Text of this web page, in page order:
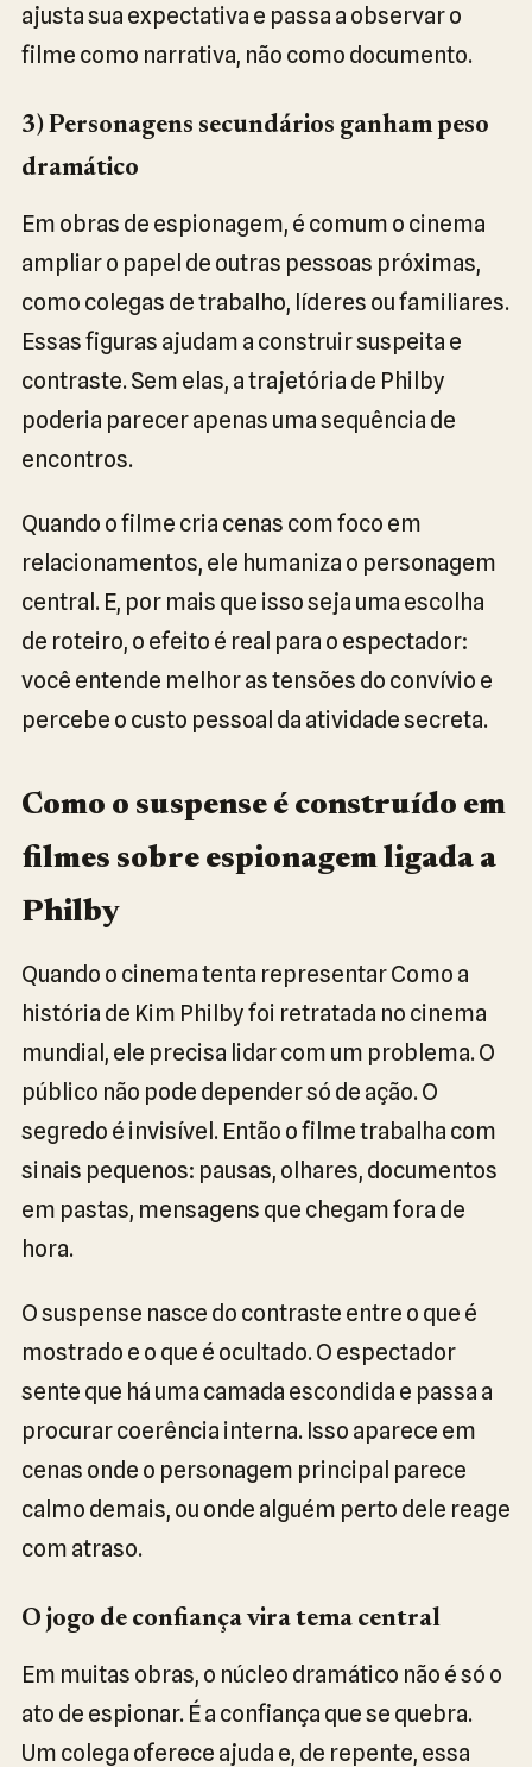
ajusta sua expectativa e passa a observar o
filme como narrativa, não como documento.
3) Personagens secundários ganham peso
dramático
Em obras de espionagem, é comum o cinema
ampliar o papel de outras pessoas próximas,
como colegas de trabalho, líderes ou familiares.
Essas figuras ajudam a construir suspeita e
contraste. Sem elas, a trajetória de Philby
poderia parecer apenas uma sequência de
encontros.
Quando o filme cria cenas com foco em
relacionamentos, ele humaniza o personagem
central. E, por mais que isso seja uma escolha
de roteiro, o efeito é real para o espectador:
você entende melhor as tensões do convívio e
percebe o custo pessoal da atividade secreta.
Como o suspense é construído em
filmes sobre espionagem ligada a
Philby
Quando o cinema tenta representar Como a
história de Kim Philby foi retratada no cinema
mundial, ele precisa lidar com um problema. O
público não pode depender só de ação. O
segredo é invisível. Então o filme trabalha com
sinais pequenos: pausas, olhares, documentos
em pastas, mensagens que chegam fora de
hora.
O suspense nasce do contraste entre o que é
mostrado e o que é ocultado. O espectador
sente que há uma camada escondida e passa a
procurar coerência interna. Isso aparece em
cenas onde o personagem principal parece
calmo demais, ou onde alguém perto dele reage
com atraso.
O jogo de confiança vira tema central
Em muitas obras, o núcleo dramático não é só o
ato de espionar. É a confiança que se quebra.
Um colega oferece ajuda e, de repente, essa